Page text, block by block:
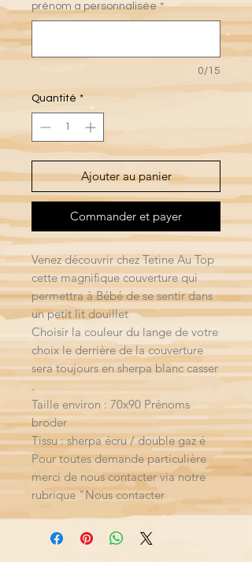
prénom a personnalisée *
0/15
Quantité *
Ajouter au panier
Commander et payer
Venez découvrir chez Tetine Au Top
cette magnifique couverture qui
permettra à Bébé de se sentir dans
un petit lit douillet
Choisir la couleur du lange de votre
choix le derrière de la couverture
sera toujours en sherpa blanc casser
.
Taille environ : 70x90 Prénoms
broder
Tissu : sherpa écru / double gaz é
Pour toutes demande particulière
merci de nous contacter via notre
rubrique "Nous contacter